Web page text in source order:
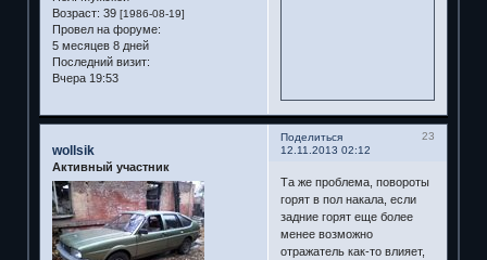
Возраст: 39 [1986-08-19]
Провел на форуме:
5 месяцев 8 дней
Последний визит:
Вчера 19:53
Поделиться
23
12.11.2013 02:12
wollsik
Активный участник
Та же проблема, повороты
горят в пол накала, если
задние горят еще более
менее возможно
отражатель как-то влияет,